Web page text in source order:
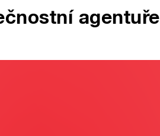
agentuře